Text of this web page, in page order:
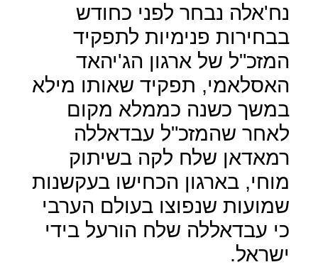
נח'אלה נבחר לפני כחודש
בבחירות פנימיות לתפקיד
המזכ"ל של ארגון הג'יהאד
האסלאמי, תפקיד שאותו מילא
במשך כשנה כממלא מקום
לאחר שהמזכ"ל עבדאללה
רמאדאן שלח לקה בשיתוק
מוחי, בארגון הכחישו בעקשנות
שמועות שנפוצו בעולם הערבי
כי עבדאללה שלח הורעל בידי
ישראל.